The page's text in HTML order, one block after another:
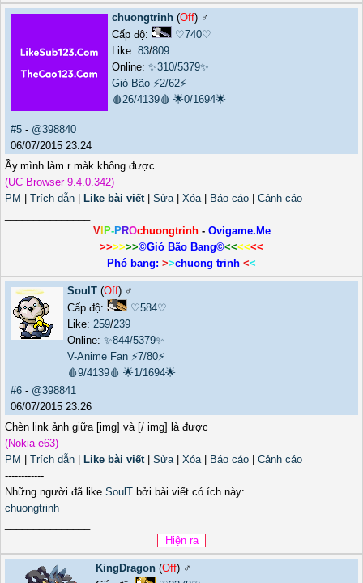
chuongtrinh (Off) ♂️
Cấp độ:
♡740♡
Like: 83/809
Online: ✨310/5379✨
Gió Bão ⚡2/62⚡
🩸26/4139🩸 🌟0/1694🌟
#5 - @398840
06/07/2015 23:24
Ầy.mình làm r màk không được.
(UC Browser 9.4.0.342)
PM
Trích dẫn Like bài viết| Sửa| Xóa| Báo cáo
Cảnh cáo
VI P-PROchuongtrinh- Ovigame.Me
>>>>>>©Gió Bão Bang©<<<<<<
Phó bang: >>chuong trinh <<
SoulT (Off) ♂️
Cấp độ:
♡584♡
Like: 259/239
Online: ✨844/5379✨
V-Anime Fan ⚡7/80⚡
🩸9/4139🩸 🌟1/1694🌟
#6 - @398841
06/07/2015 23:26
Chèn link ảnh giữa [img] và [/ img] là được
(Nokia e63)
PM
Trích dẫn Like bài viết| Sửa| Xóa| Báo cáo
Cảnh cáo
------------
Những người đã like SoulT bởi bài viết có ích này:
chuongtrinh
KingDragon (Off) ♂️